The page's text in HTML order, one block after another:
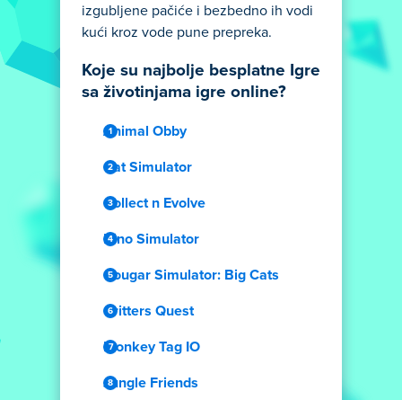
izgubljene pačiće i bezbedno ih vodi
kući kroz vode pune prepreka.
Koje su najbolje besplatne Igre
sa životinjama igre online?
Animal Obby
Cat Simulator
Collect n Evolve
Dino Simulator
Cougar Simulator: Big Cats
Critters Quest
Monkey Tag IO
Jungle Friends